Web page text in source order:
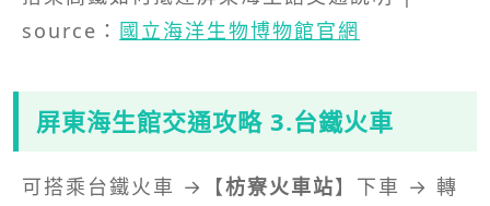
source： 國立海洋生物博物館官網
屏東海生館交通攻略 3.台鐵火車
可搭乘台鐵火車 →【枋寮火車站】下車 → 轉